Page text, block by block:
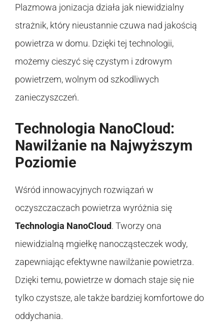
Plazmowa jonizacja działa jak niewidzialny
strażnik, który nieustannie czuwa nad jakością
powietrza w domu. Dzięki tej technologii,
możemy cieszyć się czystym i zdrowym
powietrzem, wolnym od szkodliwych
zanieczyszczeń.
Technologia NanoCloud:
Nawilżanie na Najwyższym
Poziomie
Wśród innowacyjnych rozwiązań w
oczyszczaczach powietrza wyróżnia się
Technologia NanoCloud. Tworzy ona
niewidzialną mgiełkę nanocząsteczek wody,
zapewniając efektywne nawilżanie powietrza.
Dzięki temu, powietrze w domach staje się nie
tylko czystsze, ale także bardziej komfortowe do
oddychania.